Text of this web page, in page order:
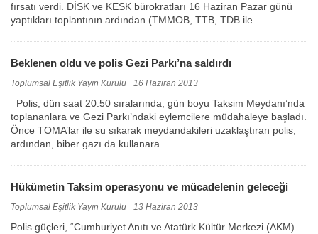
fırsatı verdi. DİSK ve KESK bürokratları 16 Haziran Pazar günü
yaptıkları toplantının ardından (TMMOB, TTB, TDB ile...
Beklenen oldu ve polis Gezi Parkı’na saldırdı
Toplumsal Eşitlik Yayın Kurulu 16 Haziran 2013
Polis, dün saat 20.50 sıralarında, gün boyu Taksim Meydanı’nda
toplananlara ve Gezi Parkı’ndaki eylemcilere müdahaleye başladı.
Önce TOMA’lar ile su sıkarak meydandakileri uzaklaştıran polis,
ardından, biber gazı da kullanara...
Hükümetin Taksim operasyonu ve mücadelenin geleceği
Toplumsal Eşitlik Yayın Kurulu 13 Haziran 2013
Polis güçleri, “Cumhuriyet Anıtı ve Atatürk Kültür Merkezi (AKM)